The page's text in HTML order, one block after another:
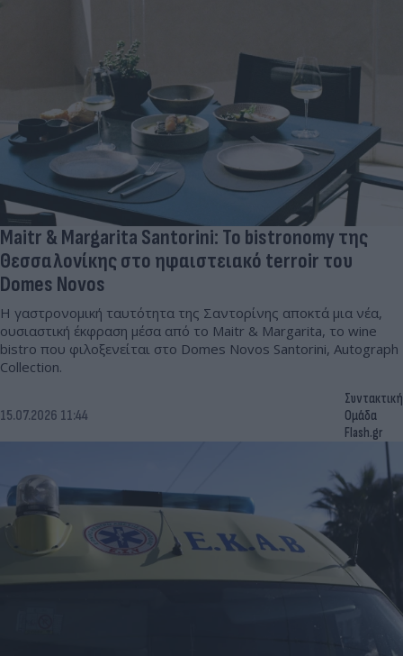
Maitr & Margarita Santorini: Το bistronomy της
Θεσσαλονίκης στο ηφαιστειακό terroir του
Domes Novos
Η γαστρονομική ταυτότητα της Σαντορίνης αποκτά μια νέα,
ουσιαστική έκφραση μέσα από το Maitr & Margarita, το wine
bistro που φιλοξενείται στο Domes Novos Santorini, Autograph
Collection.
15.07.2026 11:44
Συντακτική
Ομάδα
Flash.gr